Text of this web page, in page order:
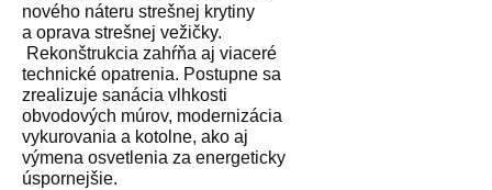
nového náteru strešnej krytiny
a oprava strešnej vežičky.
Rekonštrukcia zahŕňa aj viaceré
technické opatrenia. Postupne sa
zrealizuje sanácia vlhkosti
obvodových múrov, modernizácia
vykurovania a kotolne, ako aj
výmena osvetlenia za energeticky
úspornejšie.